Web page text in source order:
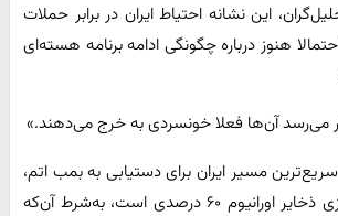
این نشانه احتیاط ایران در برابر حملات
هنوز درباره چگونگی ادامه برنامه هسته‌ای
آن‌ها فعلا خونسردی به خرج می‌دهند.»
مسیر ایران برای دستیابی به بمب اتم،
احتمالا ادامه غنی‌سازی ذخایر اورانیوم ۶۰ درصدی است، به‌شرط آن‌که